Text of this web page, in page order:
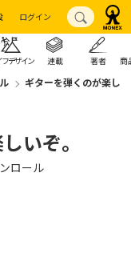
ログイン
フデザイン 連載 著者 商
ギターを弾くのが楽し
いぞ。
ロール